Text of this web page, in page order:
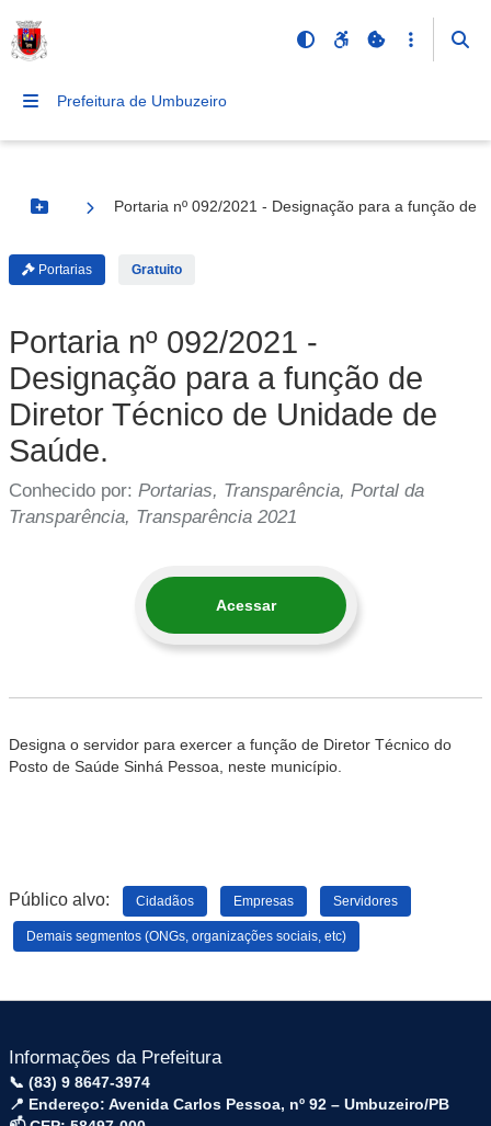
Prefeitura de Umbuzeiro
Botão Menu
Portaria nº 092/2021 - Designação para a função de
Portarias Gratuito
Portaria nº 092/2021 -
Designação para a função de
Diretor Técnico de Unidade de
Saúde.
Conhecido por: Portarias, Transparência, Portal da
Transparência, Transparência 2021
Acessar
Designa o servidor para exercer a função de Diretor Técnico do
Posto de Saúde Sinhá Pessoa, neste município.
Público alvo: Cidadãos Empresas Servidores
Demais segmentos (ONGs, organizações sociais, etc)
Informações da Prefeitura
📞 (83) 9 8647-3974
📍 Endereço: Avenida Carlos Pessoa, nº 92 – Umbuzeiro/PB